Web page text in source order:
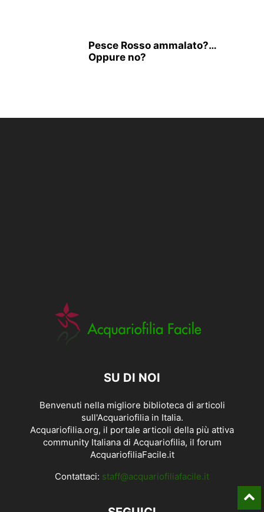
Pesce Rosso ammalato?…
Oppure no?
SU DI NOI
Benvenuti nella migliore biblioteca di articoli
sull'Acquariofilia in Italia.
Acquariofilia.org, il portale articoli della più attiva
community Italiana di Acquariofilia, il forum
AcquariofiliaFacile.it
Contattaci: staff@acquariofiliafacile.it